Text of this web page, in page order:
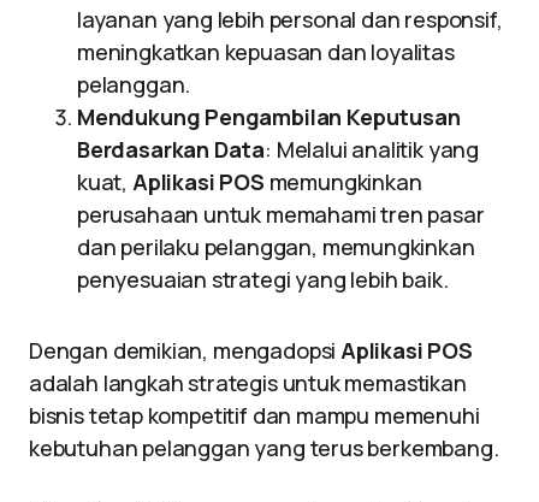
layanan yang lebih personal dan responsif,
meningkatkan kepuasan dan loyalitas
pelanggan.
Mendukung Pengambilan Keputusan
Berdasarkan Data: Melalui analitik yang
kuat, Aplikasi POS memungkinkan
perusahaan untuk memahami tren pasar
dan perilaku pelanggan, memungkinkan
penyesuaian strategi yang lebih baik.
Dengan demikian, mengadopsi Aplikasi POS
adalah langkah strategis untuk memastikan
bisnis tetap kompetitif dan mampu memenuhi
kebutuhan pelanggan yang terus berkembang.